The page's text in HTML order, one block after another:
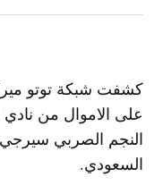
كشفت شبكة توتو
على الاموال من
النجم الصربي ​سيرجي
السعودي.